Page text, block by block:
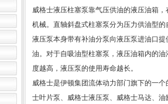
威格士液压柱塞泵靠气压供油的液压油箱
机械。直轴斜盘式柱塞泵分为压力供油型
液压泵本身带有补油分泵向液压泵进油口
油。对于自吸油型柱塞泵，液压油箱内的
度越高，液压泵的使用寿命越长。
威格士是伊顿集团流体动力部门旗下的一
士叶片泵、威格士液压泵、威格士马达、